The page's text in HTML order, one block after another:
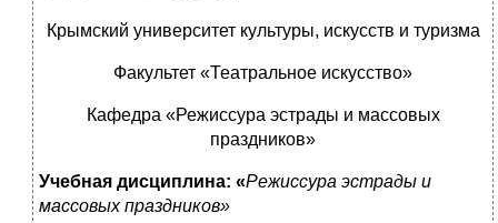
Крымский университет культуры, искусств и туризма
Факультет «Театральное искусство»
Кафедра «Режиссура эстрады и массовых
праздников»
Учебная дисциплина: «Режиссура эстрады и
массовых праздников»